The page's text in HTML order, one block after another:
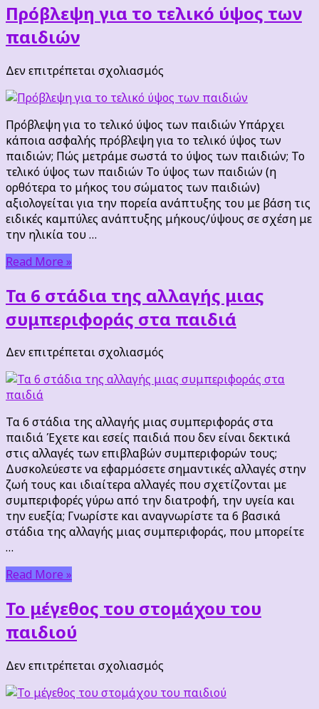
Πρόβλεψη για το τελικό ύψος των
παιδιών
Δεν επιτρέπεται σχολιασμός
για
τελικό
ύψος
των
παιδιών
Πρόβλεψη για το τελικό ύψος των παιδιών Υπάρχει
κάποια ασφαλής πρόβλεψη για το τελικό ύψος των
παιδιών; Πώς μετράμε σωστά το ύψος των παιδιών; Το
τελικό ύψος των παιδιών Το ύψος των παιδιών (η
ορθότερα το μήκος του σώματος των παιδιών)
αξιολογείται για την πορεία ανάπτυξης του με βάση τις
ειδικές καμπύλες ανάπτυξης μήκους/ύψους σε σχέση με
την ηλικία του …
Read More »
Τα 6 στάδια της αλλαγής μιας
συμπεριφοράς στα παιδιά
Δεν επιτρέπεται σχολιασμός
6
αλλαγής
μιας
συμπεριφοράς
στα
παιδιά
Τα 6 στάδια της αλλαγής μιας συμπεριφοράς στα
παιδιά Έχετε και εσείς παιδιά που δεν είναι δεκτικά
στις αλλαγές των επιβλαβών συμπεριφορών τους;
Δυσκολεύεστε να εφαρμόσετε σημαντικές αλλαγές στην
ζωή τους και ιδιαίτερα αλλαγές που σχετίζονται με
συμπεριφορές γύρω από την διατροφή, την υγεία και
την ευεξία; Γνωρίστε και αναγνωρίστε τα 6 βασικά
στάδια της αλλαγής μιας συμπεριφοράς, που μπορείτε
…
Read More »
Το μέγεθος του στομάχου του
παιδιού
Δεν επιτρέπεται σχολιασμός
μέγεθος